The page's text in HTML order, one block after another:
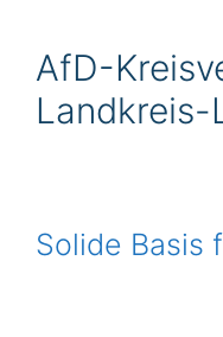
AfD-
Landkreis-
Solide Basis